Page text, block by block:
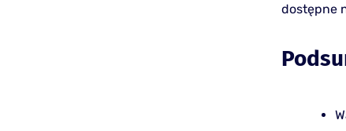
dostępne